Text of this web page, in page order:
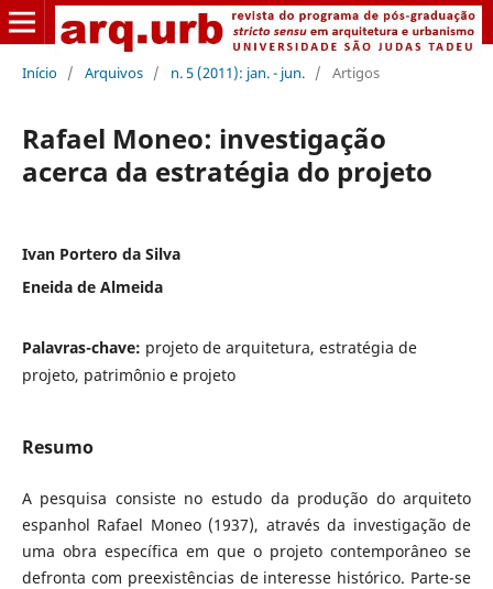
Início / Arquivos / n. 5 (2011): jan. - jun. / Artigos
Rafael Moneo: investigação
acerca da estratégia do projeto
Ivan Portero da Silva
Eneida de Almeida
Palavras-chave: projeto de arquitetura, estratégia de
projeto, patrimônio e projeto
Resumo
A pesquisa consiste no estudo da produção do arquiteto
espanhol Rafael Moneo (1937), através da investigação de
uma obra específica em que o projeto contemporâneo se
defronta com preexistências de interesse histórico. Parte-se